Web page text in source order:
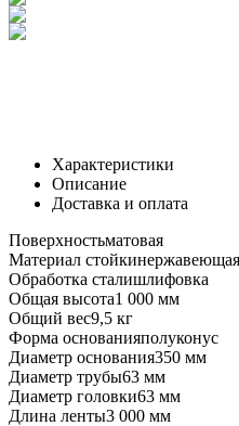
Характеристики
Описание
Доставка и оплата
Поверхностьматовая
Материал стойки
Обработка сталишлифовка
Общая высота1 000 мм
Общий вес9,5 кг
Форма основанияполуконус
Диаметр основания350 мм
Диаметр трубы63 мм
Диаметр головки63 мм
Длина ленты3 000 мм